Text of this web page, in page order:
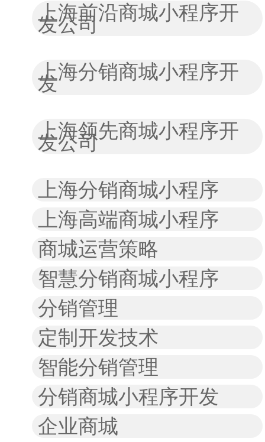
上海前沿商城小程序开
发公司
上海分销商城小程序开
发
上海领先商城小程序开
发公司
上海分销商城小程序
上海高端商城小程序
商城运营策略
智慧分销商城小程序
分销管理
定制开发技术
智能分销管理
分销商城小程序开发
企业商城